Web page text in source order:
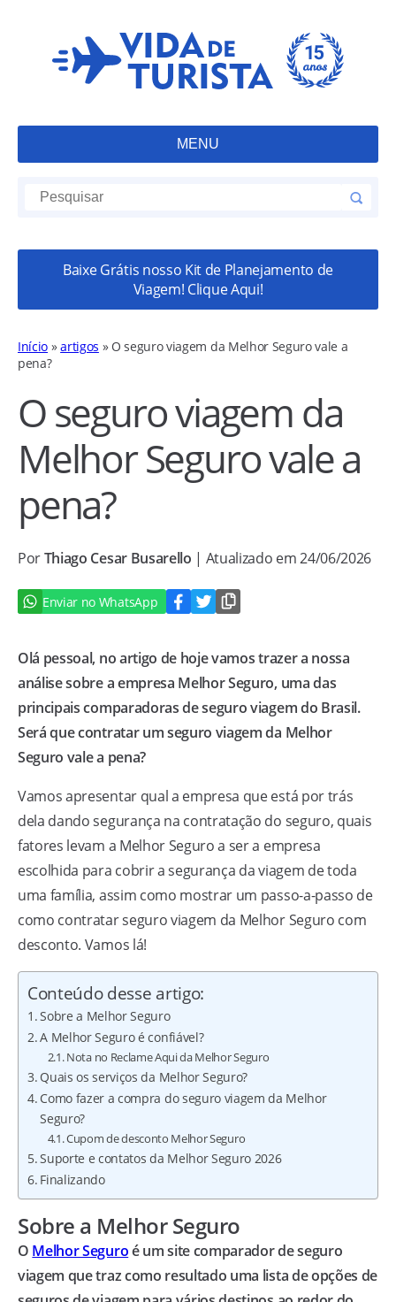
MENU
Baixe Grátis nosso Kit de Planejamento de
Viagem! Clique Aqui!
Início »artigos » O seguro viagem da Melhor Seguro vale a
pena?
O seguro viagem da
Melhor Seguro vale a
pena?
PorThiago Cesar Busarello | Atualizado em 24/06/2026
Enviar no WhatsApp
Olá pessoal, no artigo de hoje vamos trazer a nossa
análise sobre a empresa Melhor Seguro, uma das
principais comparadoras de seguro viagem do Brasil.
Será que contratar um seguro viagem da Melhor
Seguro vale a pena?
Vamos apresentar qual a empresa que está por trás
dela dando segurança na contratação do seguro, quais
fatores levam a Melhor Seguro a ser a empresa
escolhida para cobrir a segurança da viagem de toda
uma família, assim como mostrar um passo-a-passo de
como contratar seguro viagem da Melhor Seguro com
desconto. Vamos lá!
Conteúdo desse artigo:
Sobre a Melhor Seguro
A Melhor Seguro é confiável?
Nota no Reclame Aqui da Melhor Seguro
Quais os serviços da Melhor Seguro?
Como fazer a compra do seguro viagem da Melhor
Seguro?
Cupom de desconto Melhor Seguro
Suporte e contatos da Melhor Seguro 2026
Finalizando
Sobre a Melhor Seguro
O Melhor Seguroé um site comparador de seguro
viagem que traz como resultado uma lista de opções de